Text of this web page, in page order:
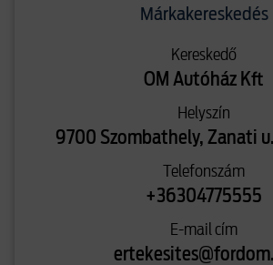
Márkakereskedés
Kereskedő
OM Autóház Kft
Helyszín
9700 Szombathely, Zanati
Telefonszám
+36304775555
E-mail cím